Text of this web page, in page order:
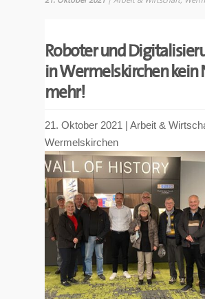
Roboter und
in Wermelskirchen kein
mehr!
21. Oktober 2021 | Arbeit &
Wermelskirchen